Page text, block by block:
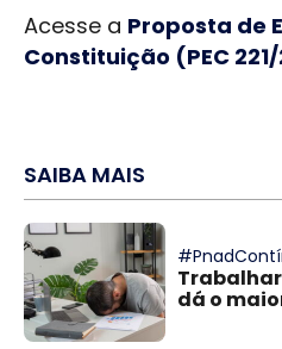
Acesse a Proposta de
Constituição (PEC 221/
SAIBA MAIS
dá o